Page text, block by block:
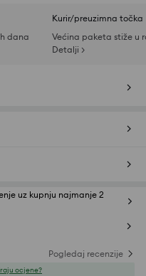
dana
Kurir/preuzimna točka
Većina paketa stiže u
Detalji >
uz kupnju najmanje 2
Pogledaj recenzije
ocjene?